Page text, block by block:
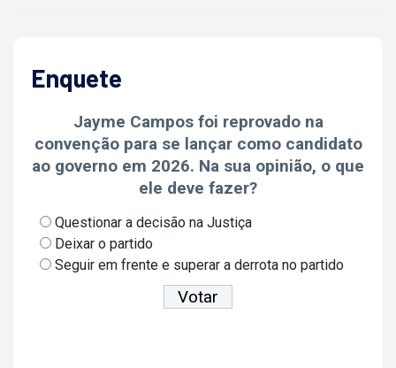
Enquete
Jayme Campos foi reprovado na
convenção para se lançar como candidato
ao governo em 2026. Na sua opinião, o que
ele deve fazer?
Questionar a decisão na Justiça
Deixar o partido
Seguir em frente e superar a derrota no partido